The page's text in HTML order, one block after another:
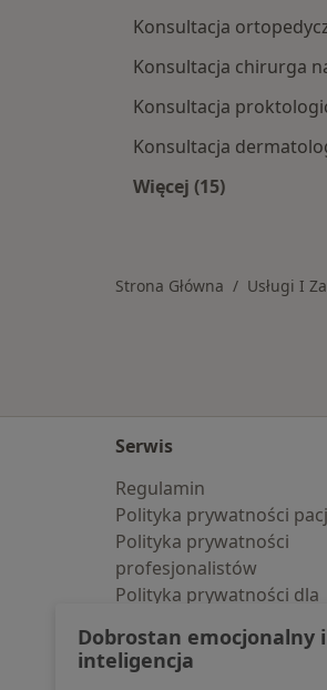
Konsultacja
Konsultacja chirurga
Konsultacja
Konsultacja
Więcej (15)
Strona Główna Usługi I
Serwis
Regulamin
Polityka prywatności
Polityka prywatności
profesjonalistów
Polityka prywatności dla
pozyskaliśmy
Polityka cookies
Dobrostan emocjonalny
inteligencja